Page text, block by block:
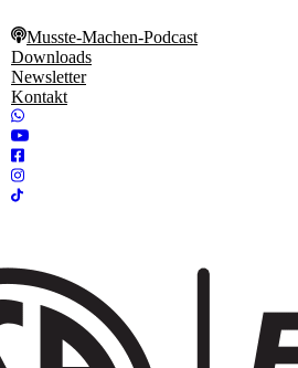
Musste-Machen-Podcast
Downloads
Newsletter
Kontakt